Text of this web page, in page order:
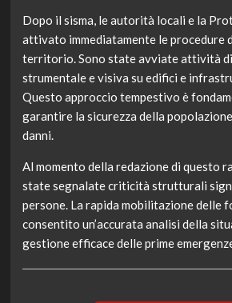
Dopo il sisma, le autorità locali e la
attivato immediatamente le procedure
territorio. Sono state avviate attività
strumentale e visiva su edifici e
Questo approccio tempestivo è
garantire la sicurezza della
danni.
Al momento della redazione di questo
state segnalate criticità strutturali
persone. La rapida mobilitazione delle
consentito un’accurata analisi della
gestione efficace delle prime